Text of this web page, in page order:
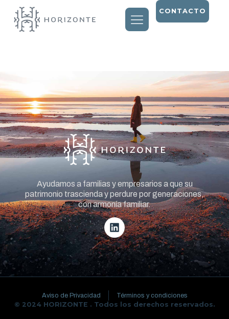
CONTACTO
Ayudamos a familias y empresarios a que su
patrimonio trascienda y perdure por generaciones,
con armonía familiar.
Aviso de Privacidad Términos y condiciones
© 2024 HORIZONTE . Todos los derechos reservados.